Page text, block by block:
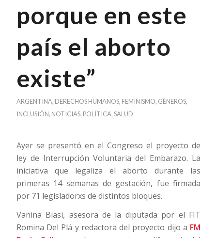
porque en este
país el aborto
existe”
ARGENTINA, DERECHOS HUMANOS, FEMINISMO, GÉNEROS,
INCLUSIÓN, NOTICIAS, POLÍTICA,SALUD
Ayer se presentó en el Congreso el proyecto de
ley de Interrupción Voluntaria del Embarazo. La
iniciativa que legaliza el aborto durante las
primeras 14 semanas de gestación, fue firmada
por 71 legisladorxs de distintos bloques.
Vanina Biasi, asesora de la diputada por el FIT
Romina Del Plá y redactora del proyecto dijo a FM